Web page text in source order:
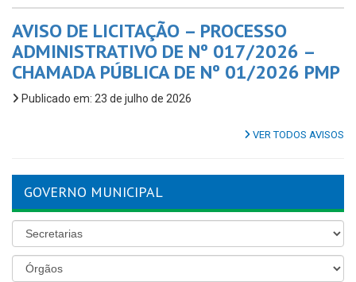
AVISO DE LICITAÇÃO – PROCESSO
ADMINISTRATIVO DE Nº 017/2026 –
CHAMADA PÚBLICA DE Nº 01/2026 PMP
Publicado em: 23 de julho de 2026
VER TODOS AVISOS
GOVERNO MUNICIPAL